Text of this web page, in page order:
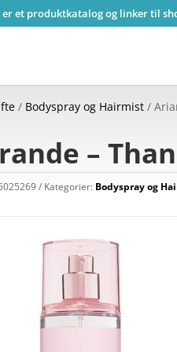
er et produktkatalog og linker til
/ Bodyspray og Hairmist /
–
Kategorier: Bodyspray og